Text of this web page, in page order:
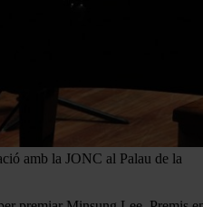
amb la JONC al Palau de la